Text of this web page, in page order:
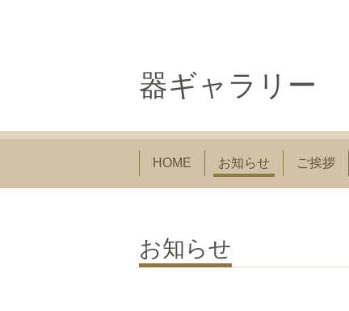
器ギャラリー
HOME お知らせ ご挨拶
お知らせ